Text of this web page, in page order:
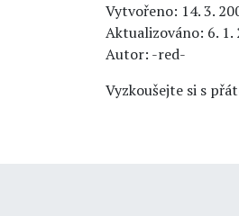
Vytvořeno: 14. 3.
Aktualizováno: 6. 1.
Autor: -red-
Vyzkoušejte si s